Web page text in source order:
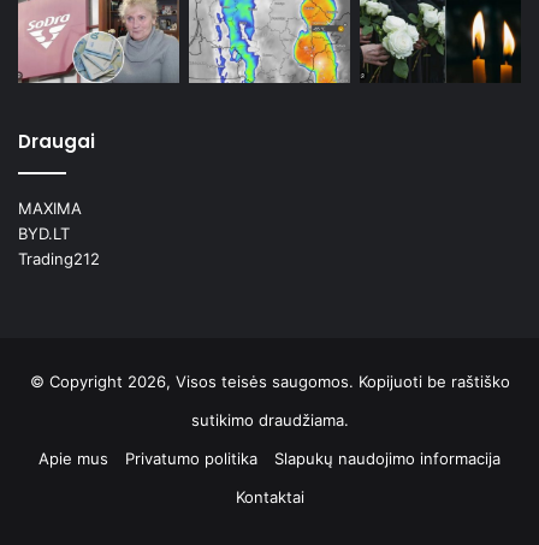
Draugai
MAXIMA
BYD.LT
Trading212
© Copyright 2026, Visos teisės saugomos. Kopijuoti be raštiško
sutikimo draudžiama.
Apie mus
Privatumo politika
Slapukų naudojimo informacija
Kontaktai